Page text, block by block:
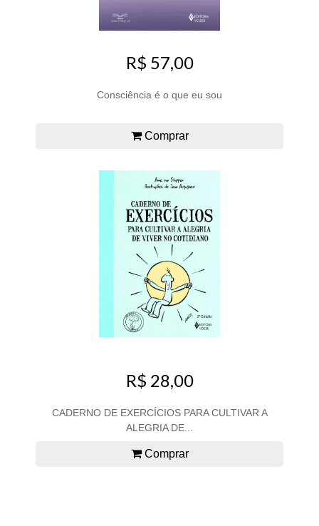
R$ 57,00
Consciência é o que eu sou
Comprar
R$ 28,00
CADERNO DE EXERCÍCIOS PARA CULTIVAR A
ALEGRIA DE...
Comprar